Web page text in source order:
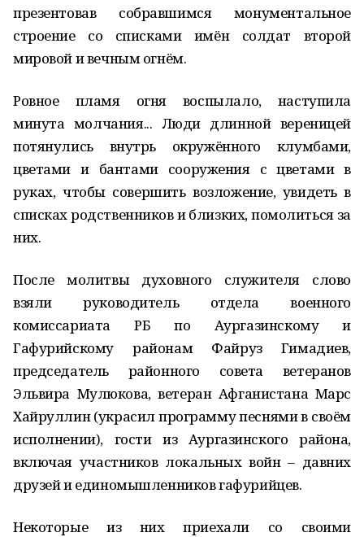
презентовав собравшимся монументальное
строение со списками имён солдат второй
мировой и вечным огнём.
Ровное пламя огня воспылало, наступила
минута молчания... Люди длинной вереницей
потянулись внутрь окружённого клумбами,
цветами и бантами сооружения с цветами в
руках, чтобы совершить возложение, увидеть в
списках родственников и близких, помолиться за
них.
После молитвы духовного служителя слово
взяли руководитель отдела военного
комиссариата РБ по Аургазинскому и
Гафурийскому районам Файруз Гимадиев,
председатель районного совета ветеранов
Эльвира Мулюкова, ветеран Афганистана Марс
Хайруллин (украсил программу песнями в своём
исполнении), гости из Аургазинского района,
включая участников локальных войн – давних
друзей и единомышленников гафурийцев.
Некоторые из них приехали со своими